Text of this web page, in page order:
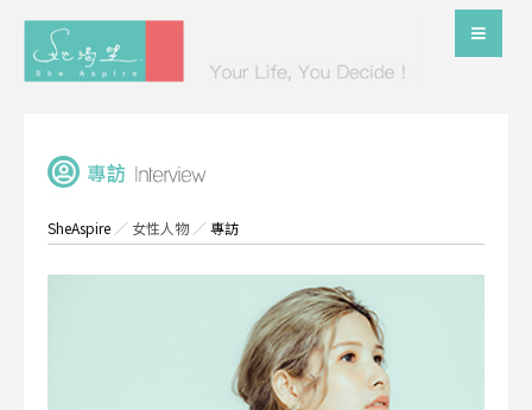
SheAspire ／ 女性人物／專訪